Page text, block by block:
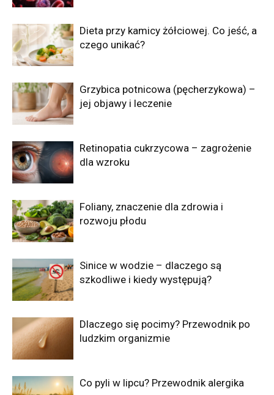
Dieta przy kamicy żółciowej. Co jeść, a
czego unikać?
Grzybica potnicowa (pęcherzykowa) –
jej objawy i leczenie
Retinopatia cukrzycowa – zagrożenie
dla wzroku
Foliany, znaczenie dla zdrowia i
rozwoju płodu
Sinice w wodzie – dlaczego są
szkodliwe i kiedy występują?
Dlaczego się pocimy? Przewodnik po
ludzkim organizmie
Co pyli w lipcu? Przewodnik alergika